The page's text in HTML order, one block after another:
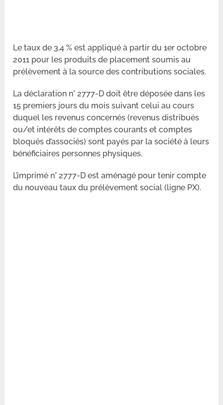
Le taux de 3,4 % est appliqué à partir du 1er octobre
2011 pour les produits de placement soumis au
prélèvement à la source des contributions sociales.
La déclaration n° 2777-D doit être déposée dans les
15 premiers jours du mois suivant celui au cours
duquel les revenus concernés (revenus distribués
ou/et intérêts de comptes courants et comptes
bloqués d’associés) sont payés par la société à leurs
bénéficiaires personnes physiques.
L’imprimé n° 2777-D est aménagé pour tenir compte
du nouveau taux du prélèvement social (ligne PX).